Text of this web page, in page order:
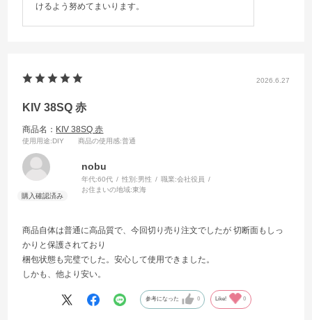
けるよう努めてまいります。
2026.6.27
KIV 38SQ 赤
商品名： KIV 38SQ 赤
使用用途:DIY 商品の使用感:普通
nobu
年代:60代 性別:男性 職業:会社役員
お住まいの地域:東海
商品自体は普通に高品質で、今回切り売り注文でしたが 切断面もしっ
かりと保護されており
梱包状態も完璧でした。安心して使用できました。
しかも、他より安い。
参考になった 0 Like! 0